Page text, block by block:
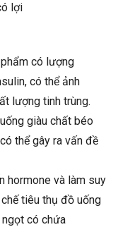
lợi
có lượng
có thể ảnh
lượng tinh trùng.
giàu chất béo
thể gây ra vấn đề
hormone và làm suy
tiêu thụ đồ uống
có chứa